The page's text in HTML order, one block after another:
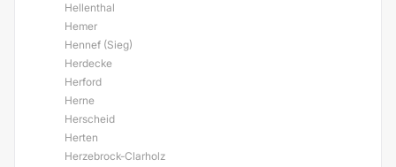
Hellenthal
Hemer
Hennef (Sieg)
Herdecke
Herford
Herne
Herscheid
Herten
Herzebrock-Clarholz